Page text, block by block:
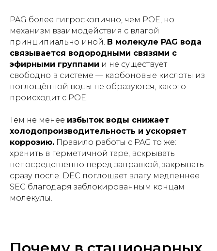
PAG более гигроскопично, чем POE, но
механизм взаимодействия с влагой
принципиально иной. В молекуле PAG вода
связывается водородными связями с
эфирными группами и не существует
свободно в системе — карбоновые кислоты из
поглощённой воды не образуются, как это
происходит с POE.
Тем не менее избыток воды снижает
холодопроизводительность и ускоряет
коррозию. Правило работы с PAG то же:
хранить в герметичной таре, вскрывать
непосредственно перед заправкой, закрывать
сразу после. DEC поглощает влагу медленнее
SEC благодаря заблокированным концам
молекулы.